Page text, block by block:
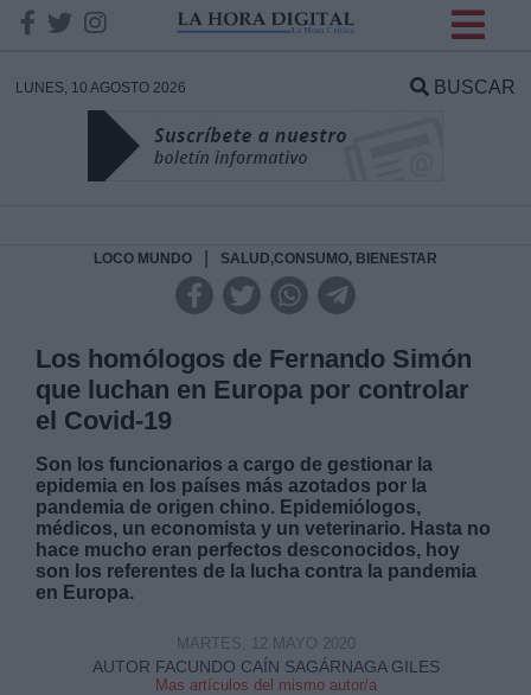
LUNES, 10 AGOSTO 2026 BUSCAR
LOCO MUNDO SALUD,CONSUMO, BIENESTAR
Los homólogos de Fernando Simón
que luchan en Europa por controlar
el Covid-19
Son los funcionarios a cargo de gestionar la
epidemia en los países más azotados por la
pandemia de origen chino. Epidemiólogos,
médicos, un economista y un veterinario. Hasta no
hace mucho eran perfectos desconocidos, hoy
son los referentes de la lucha contra la pandemia
en Europa.
AUTOR FACUNDO CAÍN SAGÁRNAGA GILES
Mas artículos del mismo autor/a
MARTES, 12 MAYO 2020
DATOS
Responsable:
Legitimación:
Destinatarios: